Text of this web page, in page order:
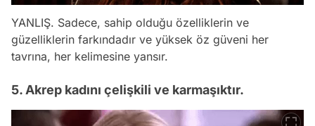
YANLIŞ. Sadece, sahip olduğu özelliklerin ve
güzelliklerin farkındadır ve yüksek öz güveni her
tavrına, her kelimesine yansır.
5. Akrep kadını çelişkili ve karmaşıktır.